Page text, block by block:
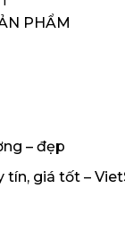
PHẨM
– đẹp
giá tốt –